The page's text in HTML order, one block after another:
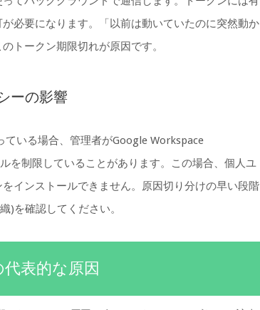
必要になります。「以前は動いていたのに突然動か
トークン期限切れが原因です。
ーの影響
いる場合、管理者がGoogle Workspace
を制限していることがあります。この場合、個人ユ
インストールできません。原因切り分けの早い段階
)を確認してください。
表的な原因